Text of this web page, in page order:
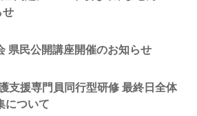
せ
県民公開講座開催のお知らせ
支援専門員同行型研修 最終日全体
について